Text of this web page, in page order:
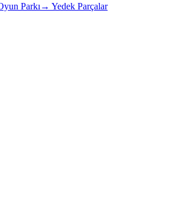
Parkı → Yedek Parçalar